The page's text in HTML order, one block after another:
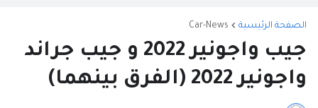
الصفحة الرئيسية Car-News
جيب واجونير 2022 و جيب جراند
واجونير 2022 (الفرق بينهما)